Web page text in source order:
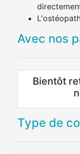
Avec nos
Bientôt
Type de